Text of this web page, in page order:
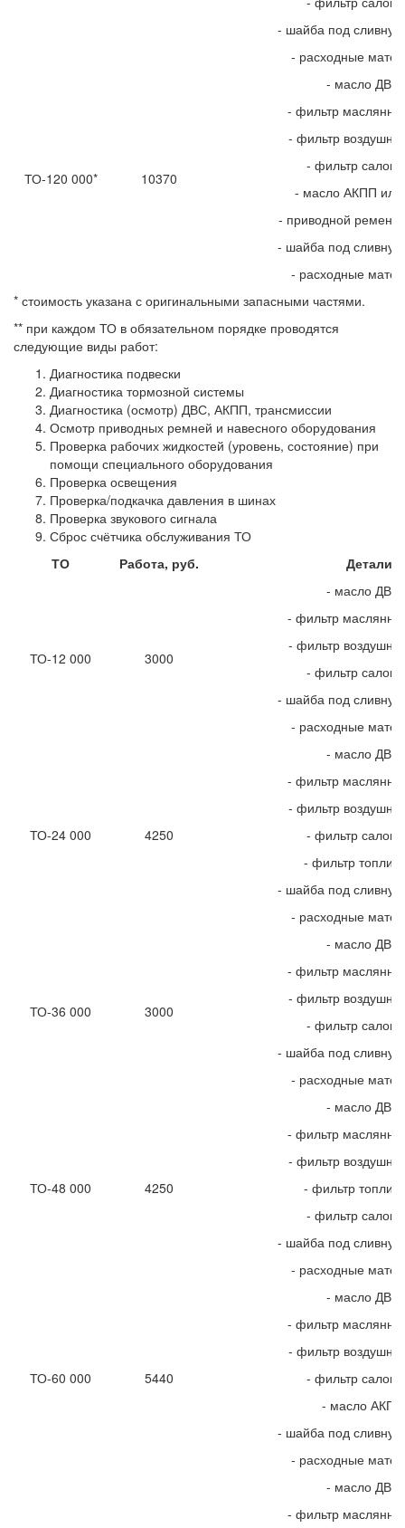
- шайба под
- расходные
ТО-120 000* 10370
- масло ДВС
- фильтр
- фильтр
- фильтр
- масло АКПП
- приводной ремень
- шайба под
- расходные
* стоимость указана с оригинальными запасными частями.
** при каждом ТО в обязательном порядке проводятся
следующие виды работ:
Диагностика подвески
Диагностика тормозной системы
Диагностика (осмотр) ДВС, АКПП, трансмиссии
Осмотр приводных ремней и навесного оборудования
Проверка рабочих жидкостей (уровень, состояние) при
помощи специального оборудования
Проверка освещения
Проверка/подкачка давления в шинах
Проверка звукового сигнала
Сброс счётчика обслуживания ТО
ТО
Работа, руб. Детали,
ТО-12 000 3000
- масло ДВС
- фильтр
- фильтр
- фильтр
- шайба под
- расходные
ТО-24 000 4250
- масло ДВС
- фильтр
- фильтр
- фильтр
- фильтр
- шайба под
- расходные
ТО-36 000 3000
- масло ДВС
- фильтр
- фильтр
- фильтр
- шайба под
- расходные
ТО-48 000 4250
- масло ДВС
- фильтр
- фильтр
- фильтр
- фильтр
- шайба под
- расходные
ТО-60 000 5440
- масло ДВС
- фильтр
- фильтр
- фильтр
- масло АКПП
- шайба под
- расходные
- масло ДВС
- фильтр